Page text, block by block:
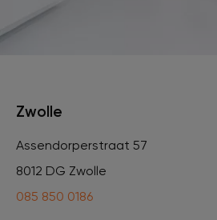
Zwolle
Assendorperstraat 57
8012 DG Zwolle
085 850 0186